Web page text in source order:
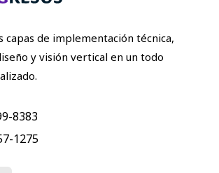
capas de implementación técnica,
y visión vertical en un todo
8383
1275